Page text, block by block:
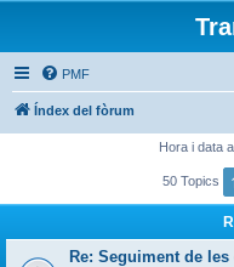
PMF
Índex del fòrum
Hora i data
50 Topics
Re: Seguiment de